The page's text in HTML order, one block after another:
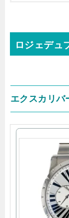
ロジェデュ
エクスカリバ